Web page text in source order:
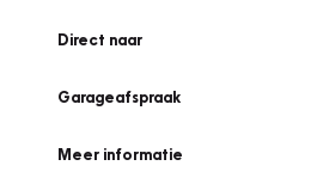
Direct naar
Garageafspraak
Meer informatie